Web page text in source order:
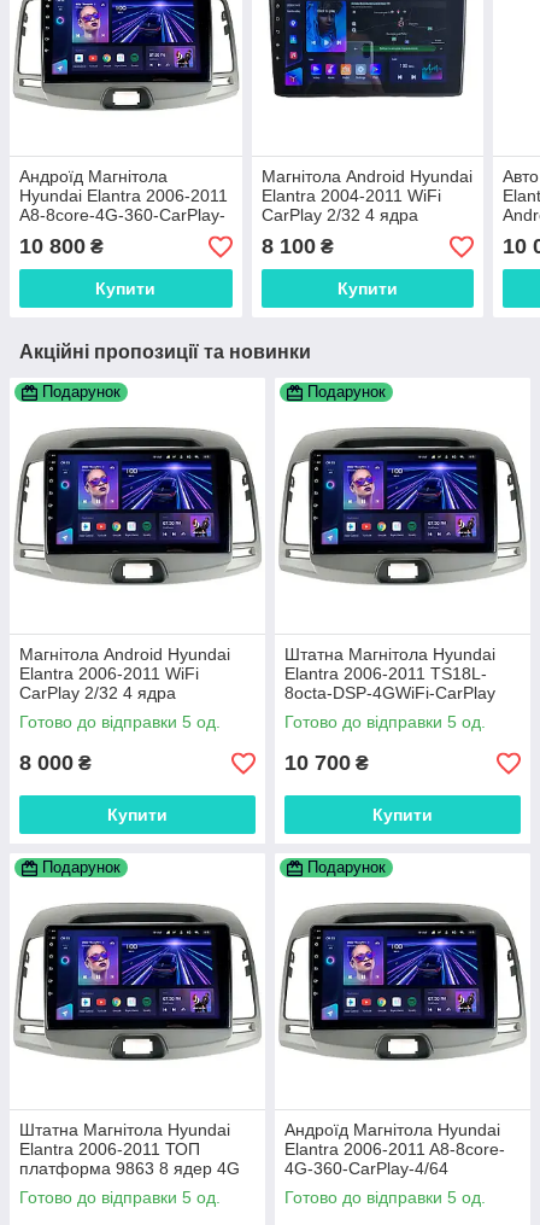
Андроїд Магнітола
Hyundai Elantra 2006-2011
A8-8core-4G-360-CarPlay-
4/64
10 800 ₴
Купити
Магнітола Android Hyundai
Elantra 2004-2011 WiFi
CarPlay 2/32 4 ядра
8 100₴
Купити
10
Акційні пропозиції та новинки
Подарунок
Магнітола Android Hyundai
Elantra 2006-2011 WiFi
CarPlay 2/32 4 ядра
Готово до відправки 5 од.
8 000 ₴
Купити
Подарунок
Штатна Магнітола Hyundai
Elantra 2006-2011 TS18L-
8octa-DSP-4GWiFi-CarPlay
Готово до відправки 5 од.
10 700 ₴
Купити
Подарунок
Штатна Магнітола Hyundai
Elantra 2006-2011 ТОП
платформа 9863 8 ядер 4G
DSP
Готово до відправки 5 од.
Подарунок
Андроїд Магнітола Hyundai
Elantra 2006-2011 A8-8core-
4G-360-CarPlay-4/64
Готово до відправки 5 од.